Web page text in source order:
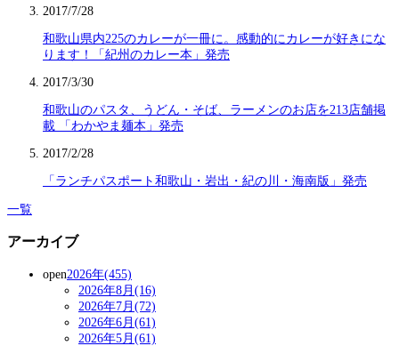
2017/7/28
和歌山県内225のカレーが一冊に。感動的にカレーが好きにな
ります！「紀州のカレー本」発売
2017/3/30
和歌山のパスタ、うどん・そば、ラーメンのお店を213店舗掲
載 「わかやま麺本」発売
2017/2/28
「ランチパスポート和歌山・岩出・紀の川・海南版」発売
一覧
アーカイブ
open2026年(455)
2026年8月(16)
2026年7月(72)
2026年6月(61)
2026年5月(61)